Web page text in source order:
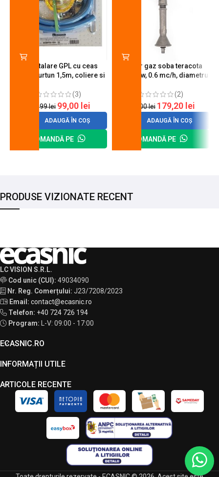
Kit instalare GPL cu ceas
butelie, furtun 1,5m, coliere si
(3)
120,99lei 99,00 lei
ADAUGĂ ÎN COȘ
COMANDĂ PE
Arzator gaz soba teracota
A600, 6 kw, 0.6 mc/h, diametru
(2)
200,00lei 179,20 lei
ADAUGĂ ÎN COȘ
COMANDĂ PE
PRODUSE VIZIONATE RECENT
LC VISION S.R.L.
Cod unic (CUI): 49034090
Nr. Reg. Comerțului: J23/7208/2023
Email: contact@ecasnic.ro
Telefon: +40 724 726 194
Program:
L-V: 09:00 - 17:00
ECASNIC.RO
INFORMAȚII UTILE
ARTICOLE RECENTE